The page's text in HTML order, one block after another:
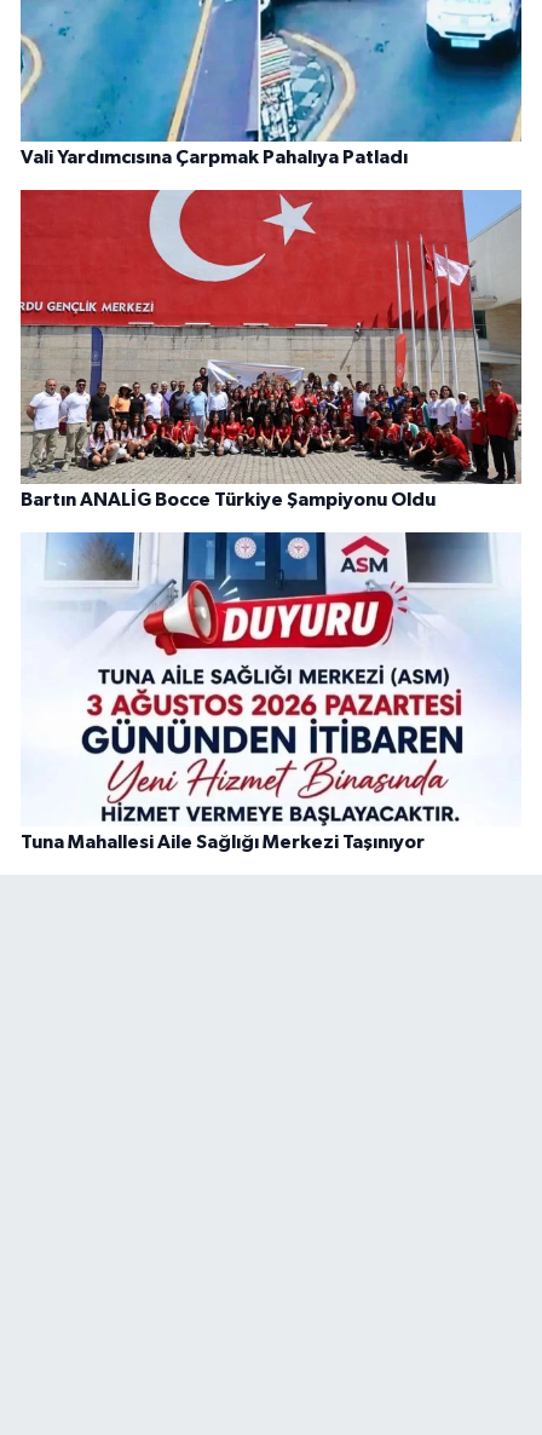
Vali Yardımcısına Çarpmak Pahalıya Patladı
Bartın ANALİG Bocce Türkiye Şampiyonu Oldu
Tuna Mahallesi Aile Sağlığı Merkezi Taşınıyor